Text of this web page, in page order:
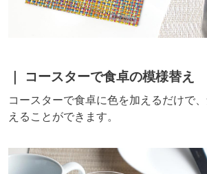
コースターで食卓の模様替え
コースターで食卓に色を加えるだけで
えることができます。